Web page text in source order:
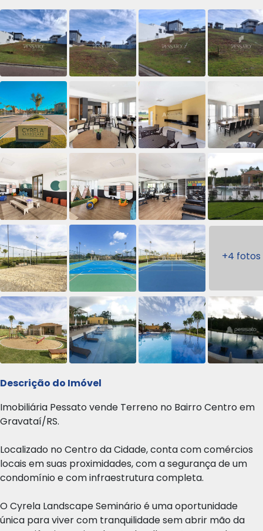
+4 fotos
Descrição do Imóvel
Imobiliária Pessato vende Terreno no Bairro Centro em
Gravataí/RS.
Localizado no Centro da Cidade, conta com comércios
locais em suas proximidades, com a segurança de um
condomínio e com infraestrutura completa.
O Cyrela Landscape Seminário é uma oportunidade
única para viver com tranquilidade sem abrir mão da